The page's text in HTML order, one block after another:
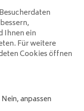
Ihnen ein
Für weitere
Cookies öffnen
Nein, anpassen